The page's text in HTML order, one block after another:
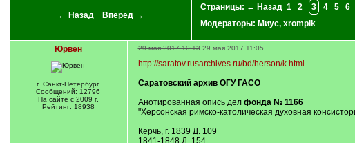
← Назад Вперед →
Страницы: ← Назад 1 2 3 4 5 6
Модераторы: Миус, xrompik
Юрвен
г. Санкт-Петербург
Сообщений: 12796
На сайте с 2009 г.
Рейтинг: 18938
29 мая 2017 10:13 29 мая 2017 11:05
http://saratov.rusarchives.ru/bd/herson/k.html
Саратовский архив ОГУ ГАСО
Анотированная опись дел фонда № 1166
"Херсонская римско-католическая духовная
Керчь, г. 1839 Д. 109
1841-1848 Д. 154